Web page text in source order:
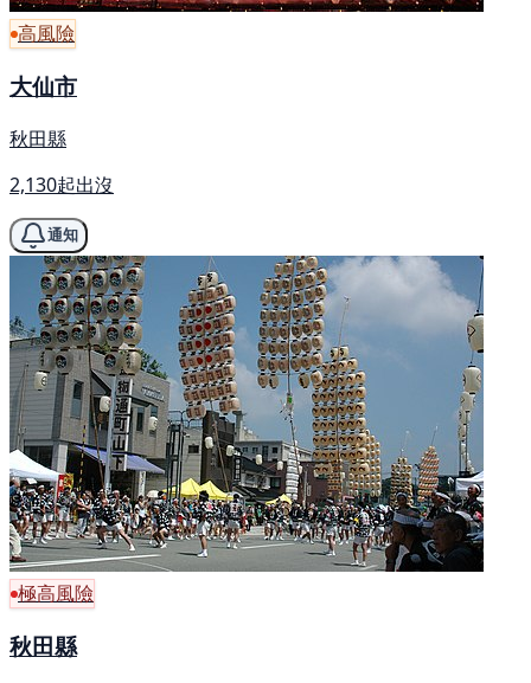
高風險
大仙市
秋田縣
2,130起出沒
通知
極高風險
秋田縣